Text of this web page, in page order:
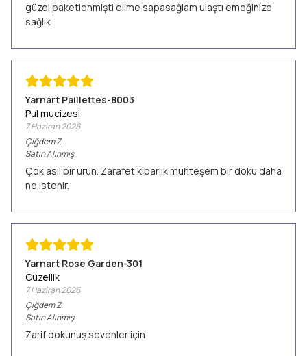
güzel paketlenmişti elime sapasağlam ulaştı emeğinize
sağlık
Yarnart Paillettes-8003
Pul mucizesi
7 Haziran 2026
ÇiğdemZ.
Satın Alınmış
Çok asil bir ürün. Zarafet kibarlık muhteşem bir doku daha
ne istenir.
Yarnart Rose Garden-301
Güzellik
7 Haziran 2026
ÇiğdemZ.
Satın Alınmış
Zarif dokunuş sevenler için